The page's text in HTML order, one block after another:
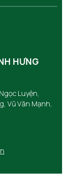
HƯNG
Luyện,
Vũ Văn Mạnh,